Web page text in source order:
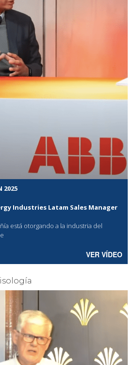
2025
Industries Latam Sales Manager
está otorgando a la industria del
VER VÍDEO